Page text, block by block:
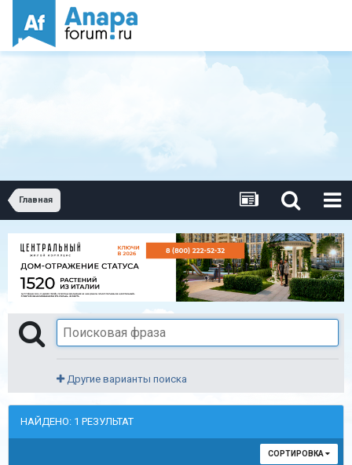
Главная
Другие варианты поиска
НАЙДЕНО: 1 РЕЗУЛЬТАТ
СОРТИРОВКА